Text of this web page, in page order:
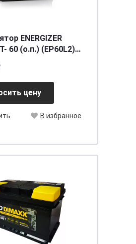
ENERGIZER
60 (о.п.) (EP60L2)
цену
В избранное